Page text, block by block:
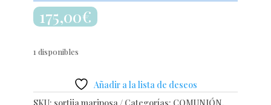
175,00€
1 disponibles
Añadir a la lista de deseos